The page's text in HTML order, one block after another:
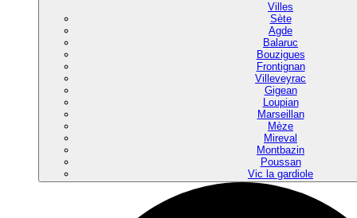
Villes
Sète
Agde
Balaruc
Bouzigues
Frontignan
Villeveyrac
Gigean
Loupian
Marseillan
Mèze
Mireval
Montbazin
Poussan
Vic la gardiole